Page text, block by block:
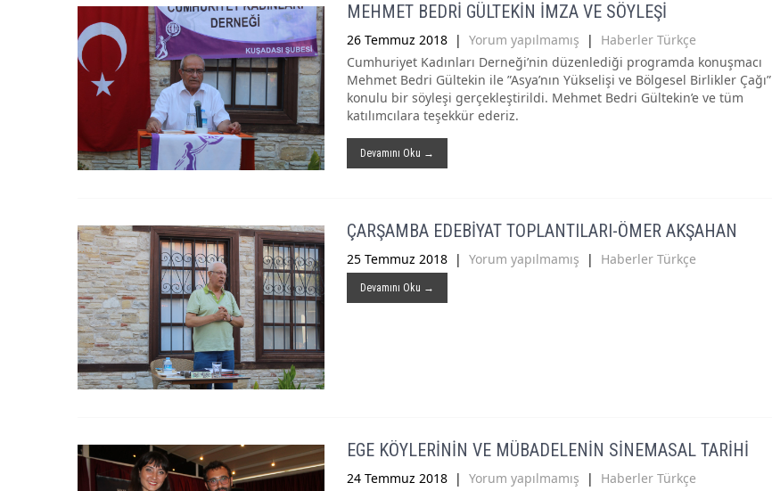
MEHMET BEDRİ GÜLTEKİN İMZA VE SÖYLEŞİ
26 Temmuz 2018 | Yorum yapılmamış | Haberler Türkçe
Cumhuriyet Kadınları Derneği’nin düzenlediği programda konuşmacı
Mehmet Bedri Gültekin ile ”Asya’nın Yükselişi ve Bölgesel Birlikler Çağı”
konulu bir söyleşi gerçekleştirildi. Mehmet Bedri Gültekin’e ve tüm
katılımcılara teşekkür ederiz.
Devamını Oku →
ÇARŞAMBA EDEBİYAT TOPLANTILARI-ÖMER AKŞAHAN
25 Temmuz 2018 | Yorum yapılmamış | Haberler Türkçe
Devamını Oku →
EGE KÖYLERİNİN VE MÜBADELENİN SİNEMASAL TARİHİ
24 Temmuz 2018 | Yorum yapılmamış | Haberler Türkçe